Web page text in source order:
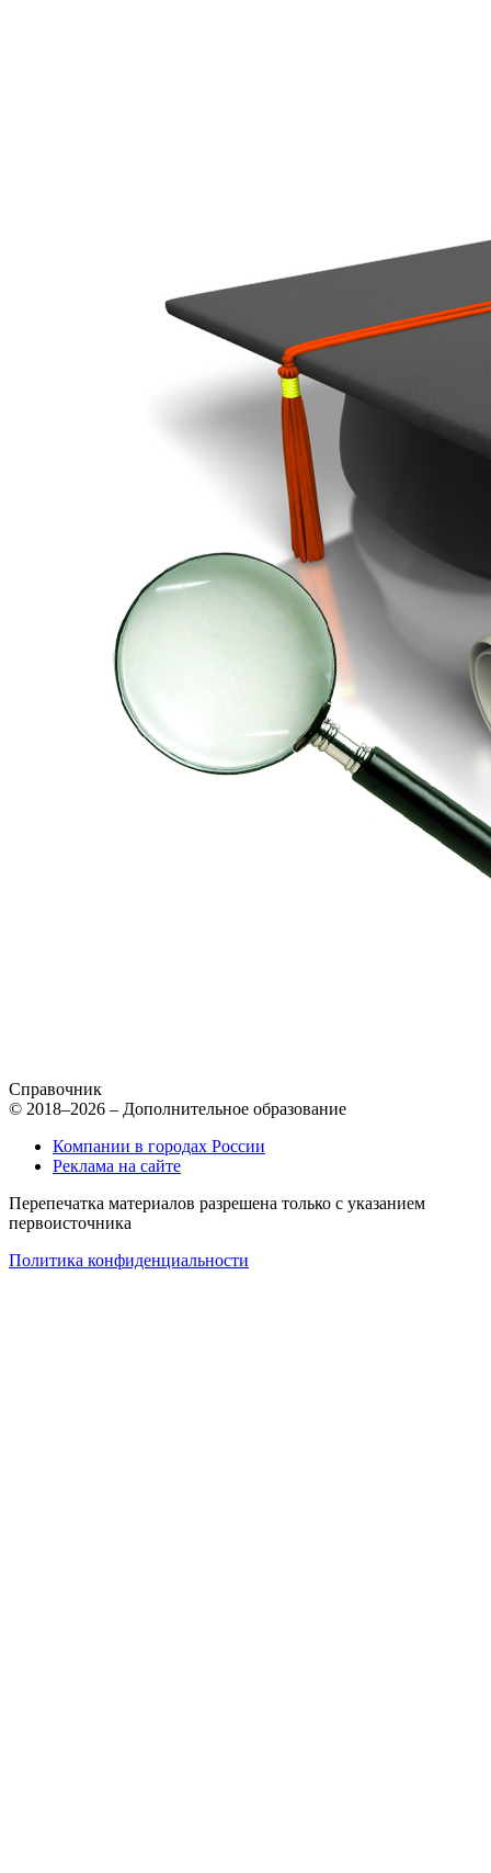
Справочник
© 2018–2026 – Дополнительное образование
Компании в городах России
Реклама на сайте
Перепечатка материалов разрешена только с указанием
первоисточника
Политика конфиденциальности